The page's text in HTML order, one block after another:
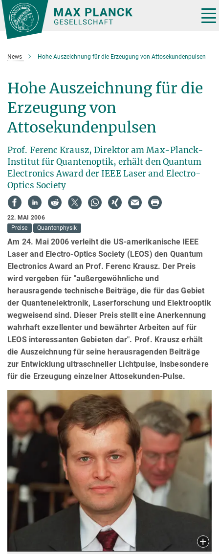
Hauptinhalt
News Hohe Auszeichnung für die Erzeugung von Attosekundenpulsen
Hohe Auszeichnung für die
Erzeugung von
Attosekundenpulsen
Prof. Ferenc Krausz, Direktor am Max-Planck-
Institut für Quantenoptik, erhält den Quantum
Electronics Award der IEEE Laser and Electro-
Optics Society
22. MAI 2006
Preise
Quantenphysik
Am 24. Mai 2006 verleiht die US-amerikanische IEEE
Laser and Electro-Optics Society (LEOS) den Quantum
Electronics Award an Prof. Ferenc Krausz. Der Preis
wird vergeben für "außergewöhnliche und
herausragende technische Beiträge, die für das Gebiet
der Quantenelektronik, Laserforschung und Elektrooptik
wegweisend sind. Dieser Preis stellt eine Anerkennung
wahrhaft exzellenter und bewährter Arbeiten auf für
LEOS interessanten Gebieten dar". Prof. Krausz erhält
die Auszeichnung für seine herausragenden Beiträge
zur Entwicklung ultraschneller Lichtpulse, insbesondere
für die Erzeugung einzelner Attosekunden-Pulse.